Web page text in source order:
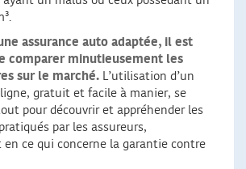
assurance auto adaptée, il est
comparer minutieusement les
sur le marché. L’utilisation d’un
gratuit et facile à manier, se
pour découvrir et appréhender les
par les assureurs,
ce qui concerne la garantie contre